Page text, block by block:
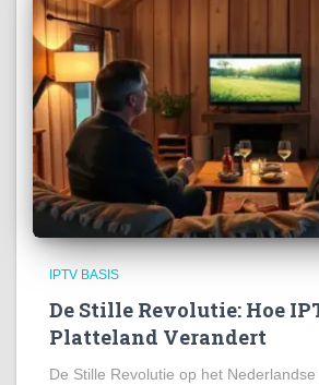
IPTV BASIS
De Stille Revolutie: Hoe
Platteland Verandert
De Stille Revolutie op het